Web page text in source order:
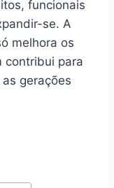
funcionais
se. A
melhora os
contribui para
gerações